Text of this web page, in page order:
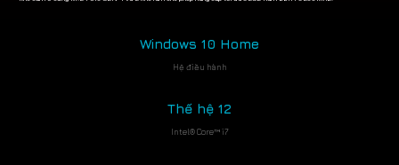
Windows 10 Home
Hệ điều hành
Thế hệ 12
Intel® Core™ i7